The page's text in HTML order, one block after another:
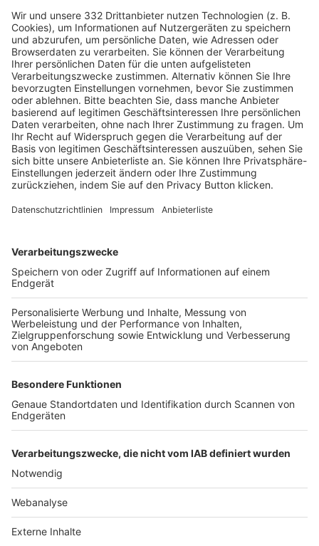
HÄUFIG BESUCHTE SEITEN
Pässe und Vereinswechsel
Trainerausbildung
Schulungsangebot Vereinsmitarbeiter
BFV-Geschäftsstellen
Trainerbörse
Login SpielPlus
FOLGE DEM BFV
TOP-VEREINE
TOP-PARTNER
Nutzungsbedingungen Datenschutz Impressum